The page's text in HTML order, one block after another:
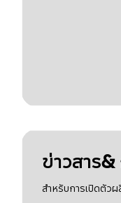
ข่าวสาร
สำหรับการเปิดตัว